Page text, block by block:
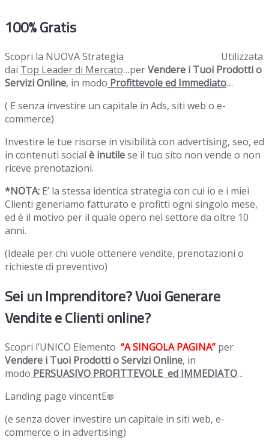
100% Gratis
Scopri la NUOVA Strategia
Utilizzata
dai Top Leader di Mercato…perVendere i Tuoi Prodotti o
Servizi Online, in modo Profittevole ed Immediato…
( E senza investire un capitale in Ads, siti web o e-
commerce)
Investire le tue risorse in visibilità con advertising, seo, ed
in contenuti social è inutilese il tuo sito non vende o non
riceve prenotazioni.
*NOTA: E’ la stessa identica strategia con cui io e i miei
Clienti generiamo fatturato e profitti ogni singolo mese,
ed è il motivo per il quale opero nel settore da oltre 10
anni.
(Ideale per chi vuole ottenere vendite, prenotazioni o
richieste di preventivo)
Sei un Imprenditore? Vuoi Generare
Vendite e Clienti online?
Scopri l’UNICO Elemento “A SINGOLA PAGINA” per
Vendere i Tuoi Prodotti o Servizi Online, in
modo PERSUASIVO PROFITTEVOLE ed IMMEDIATO…
Landing page vincentE®
(e senza dover investire un capitale in siti web, e-
commerce o in advertising)